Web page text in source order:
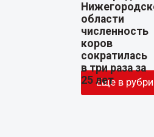
Еще в